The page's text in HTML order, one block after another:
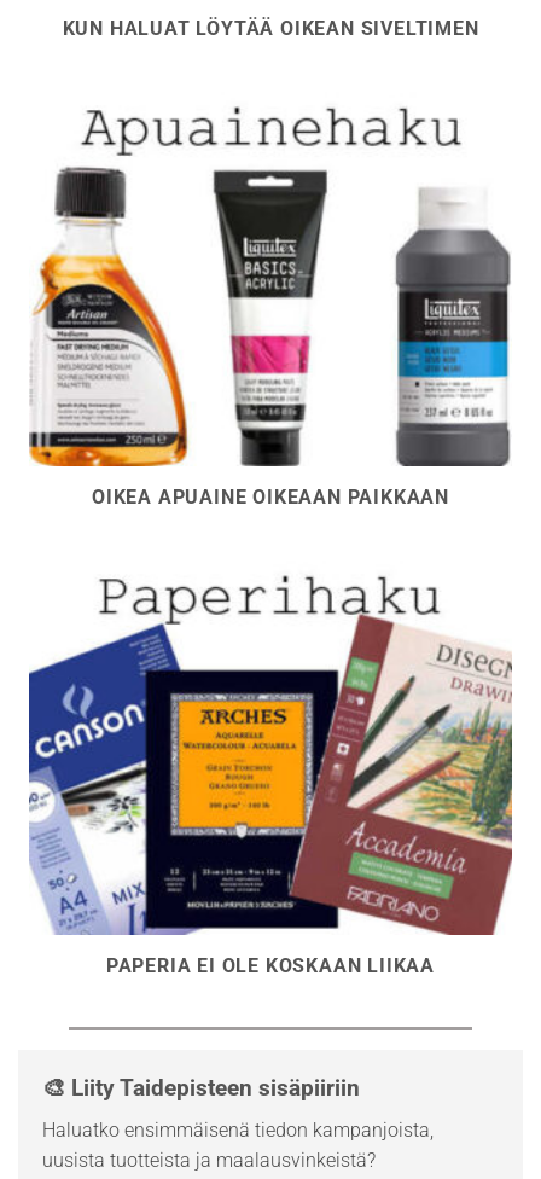
KUN HALUAT LÖYTÄÄ OIKEAN SIVELTIMEN
OIKEA APUAINE OIKEAAN PAIKKAAN
PAPERIA EI OLE KOSKAAN LIIKAA
🎨 Liity Taidepisteen sisäpiiriin
Haluatko ensimmäisenä tiedon kampanjoista,
uusista tuotteista ja maalausvinkeistä?